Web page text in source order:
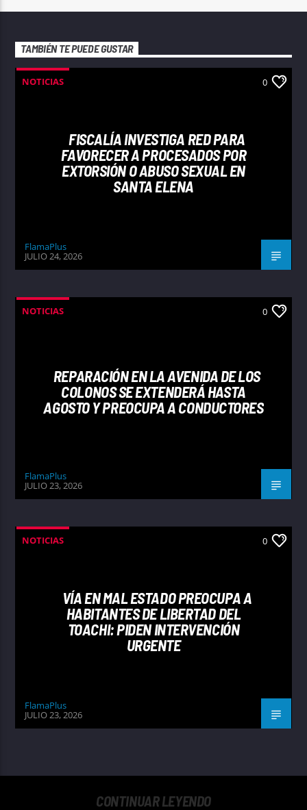
TAMBIÉN TE PUEDE GUSTAR
NOTICIAS 0
FISCALÍA INVESTIGA RED PARA
FAVORECER A PROCESADOS POR
EXTORSIÓN O ABUSO SEXUAL EN
SANTA ELENA
FlamaPlus
JULIO 24, 2026
NOTICIAS 0
REPARACIÓN EN LA AVENIDA DE LOS
COLONOS SE EXTENDERÁ HASTA
AGOSTO Y PREOCUPA A CONDUCTORES
FlamaPlus
JULIO 23, 2026
NOTICIAS 0
VÍA EN MAL ESTADO PREOCUPA A
HABITANTES DE LIBERTAD DEL
TOACHI: PIDEN INTERVENCIÓN
URGENTE
FlamaPlus
JULIO 23, 2026
CONTINUAR LEYENDO